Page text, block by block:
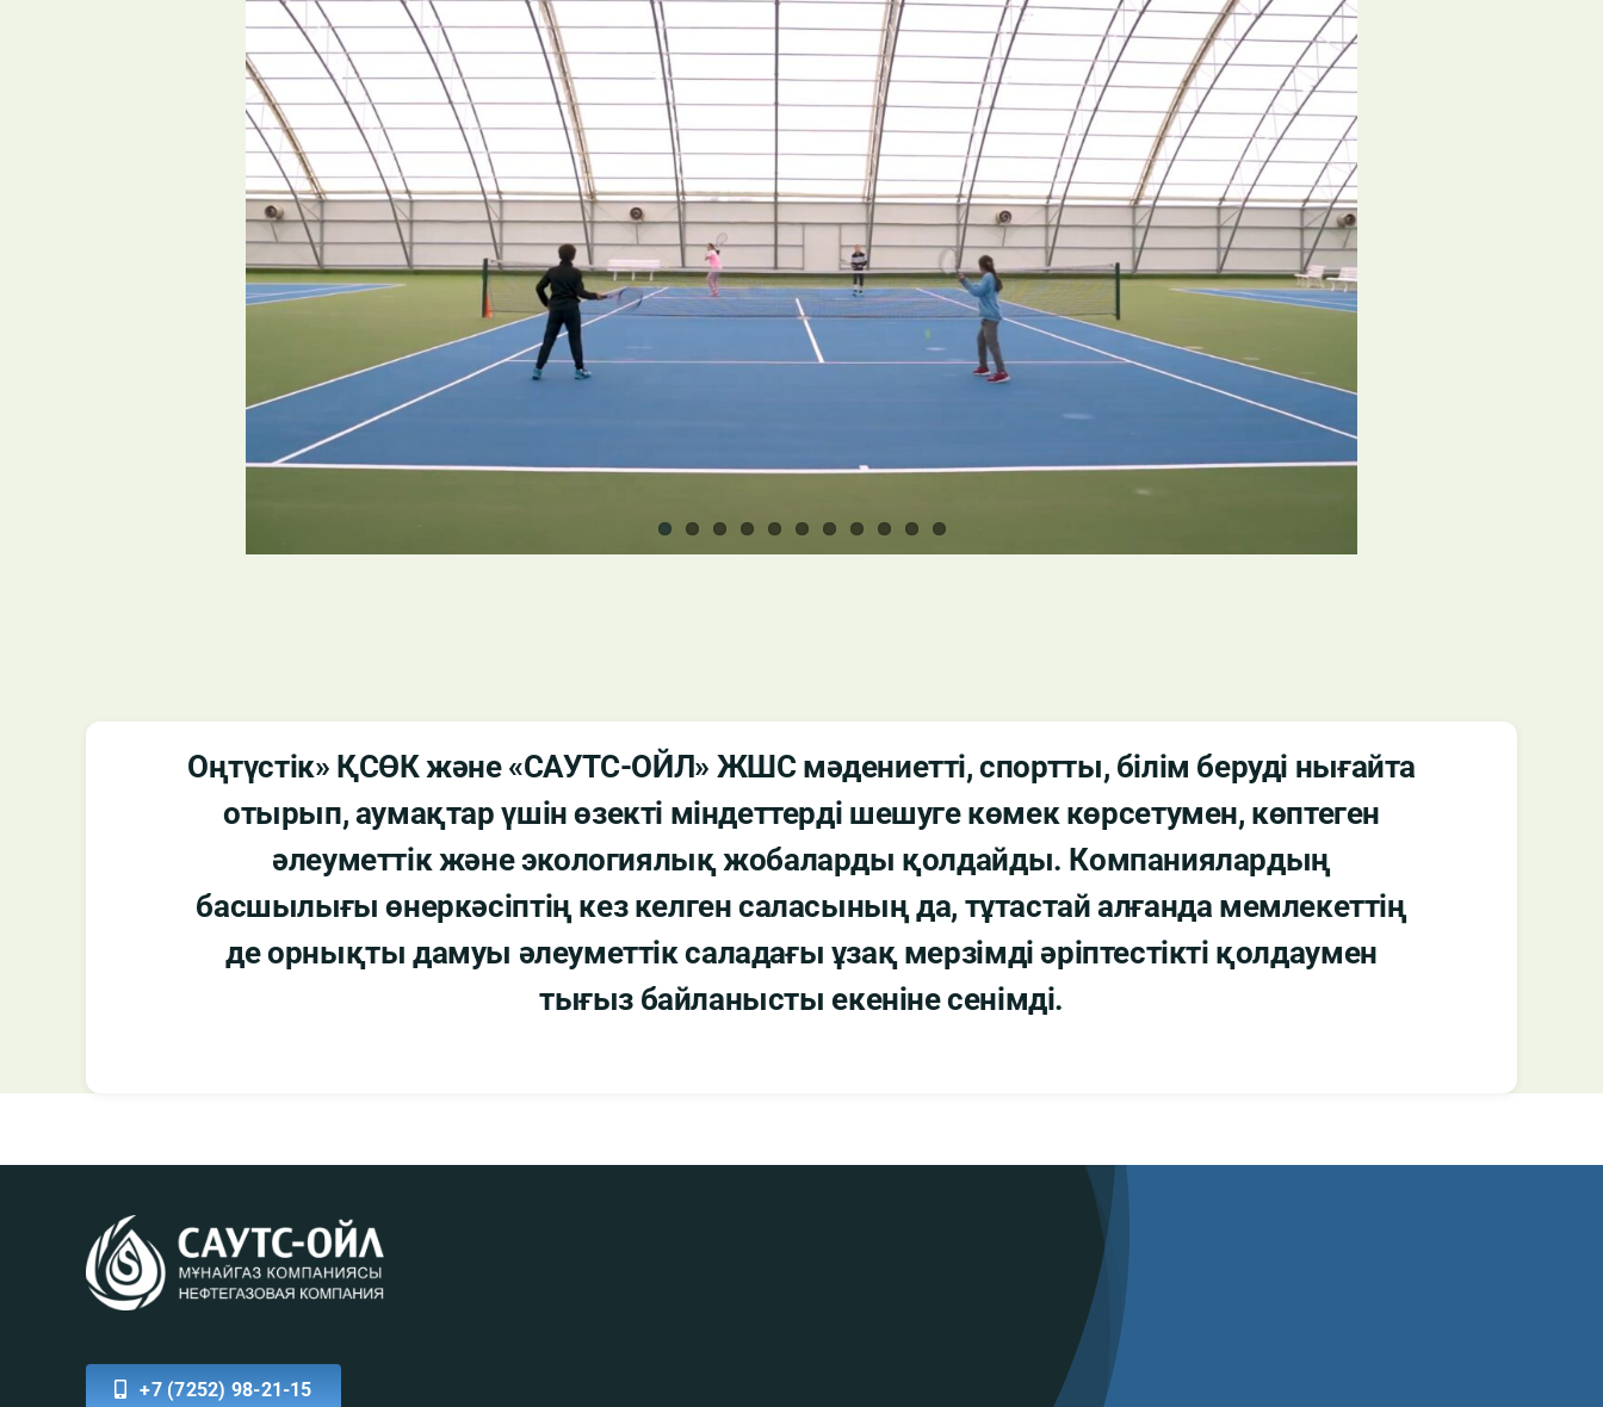
Оңтүстік» ҚСӨК және «САУТС-ОЙЛ» ЖШС мәдениетті, спортты, білім беруді нығайта
отырып, аумақтар үшін өзекті міндеттерді шешуге көмек көрсетумен, көптеген
әлеуметтік және экологиялық жобаларды қолдайды. Компаниялардың
басшылығы өнеркәсіптің кез келген саласының да, тұтастай алғанда мемлекеттің
де орнықты дамуы әлеуметтік саладағы ұзақ мерзімді әріптестікті қолдаумен
тығыз байланысты екеніне сенімді.
+7 (7252) 98-21-15